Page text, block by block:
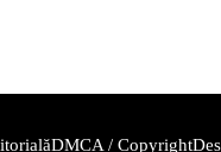
DMCA / Copyright